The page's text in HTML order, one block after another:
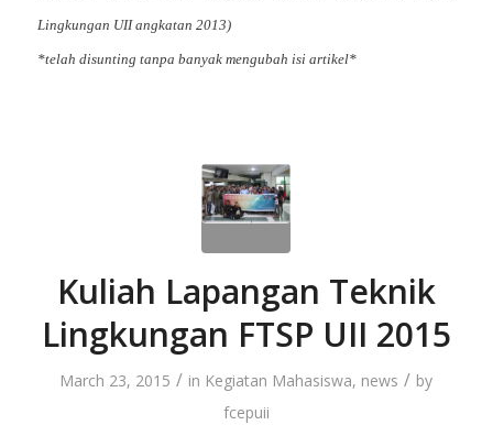
Lingkungan UII angkatan 2013)
*telah disunting tanpa banyak mengubah isi artikel*
Kuliah Lapangan Teknik
Lingkungan FTSP UII 2015
March 23, 2015 / in Kegiatan Mahasiswa, news / by
fcepuii